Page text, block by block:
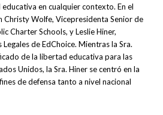
en cualquier contexto. En el
Wolfe, Vicepresidenta Senior de
Charter Schools, y Leslie Hiner,
de EdChoice. Mientras la Sra.
de la libertad educativa para las
Unidos, la Sra. Hiner se centró en la
de defensa tanto a nivel nacional